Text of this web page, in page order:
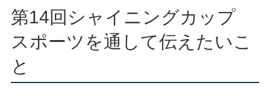
第14回シャイニングカップ
スポーツを通して伝えたいこ
と